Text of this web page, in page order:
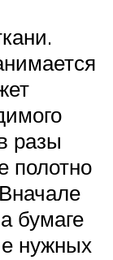
разы
полотно
бумаге
нужных